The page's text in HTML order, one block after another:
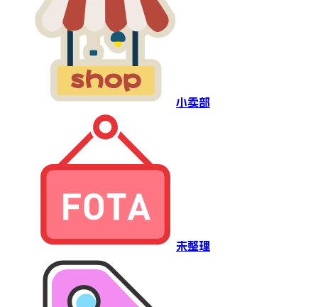
小卖部
未整理